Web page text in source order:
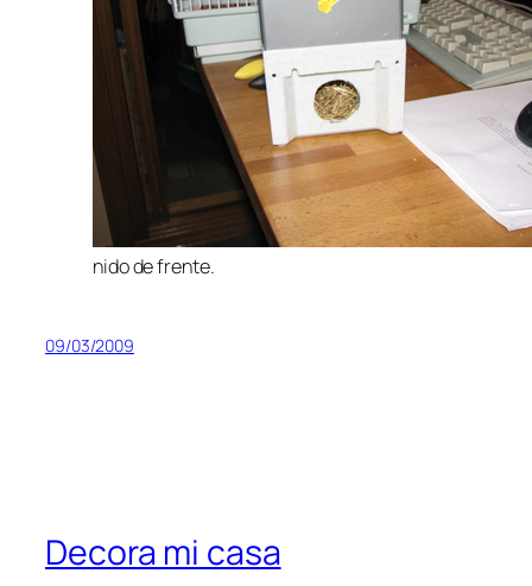
nido de frente.
09/03/2009
Decora mi casa